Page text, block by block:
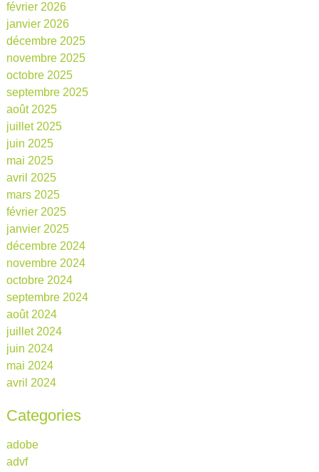
février 2026
janvier 2026
décembre 2025
novembre 2025
octobre 2025
septembre 2025
août 2025
juillet 2025
juin 2025
mai 2025
avril 2025
mars 2025
février 2025
janvier 2025
décembre 2024
novembre 2024
octobre 2024
septembre 2024
août 2024
juillet 2024
juin 2024
mai 2024
avril 2024
Categories
adobe
advf